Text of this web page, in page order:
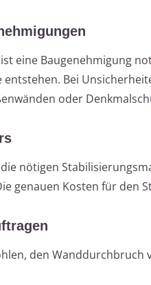
eine Baugenehmigung
entstehen. Bei
oder
nötigen
genauen Kosten für den
den